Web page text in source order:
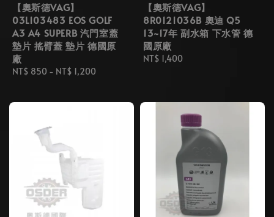
【奧斯德VAG】
03L103483 EOS GOLF
A3 A4 SUPERB 汽門室蓋
墊片 搖臂蓋 墊片 德國原
廠
Regular
NT$ 850 - NT$ 1,200
【奧斯德VAG】
8R0121036B 奧迪 Q5
13~17年 副水箱 下水管 德
國原廠
Regular
NT$ 1,400